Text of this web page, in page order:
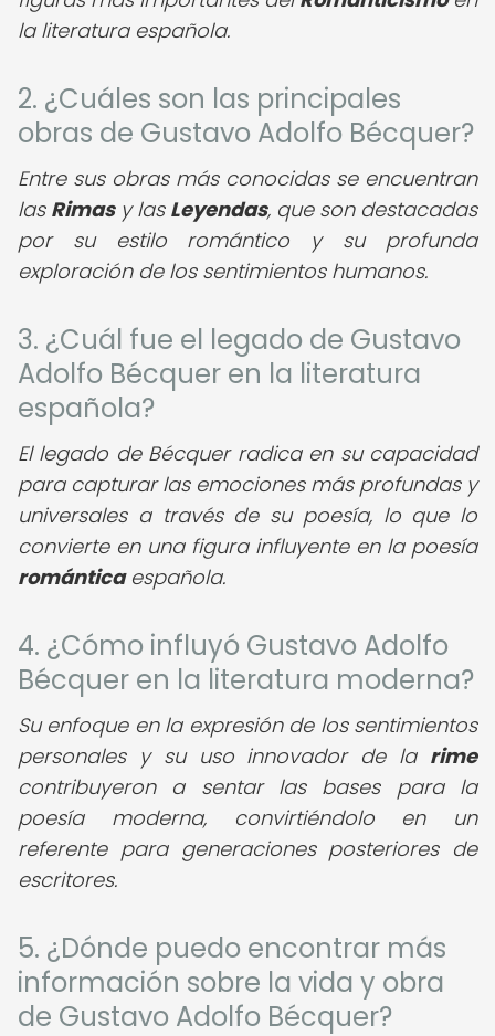
la literatura española.
2. ¿Cuáles son las principales
obras de Gustavo Adolfo Bécquer?
Entre sus obras más conocidas se encuentran
las Rimasy las Leyendas, que son destacadas
por su estilo romántico y su profunda
exploración de los sentimientos humanos.
3. ¿Cuál fue el legado de Gustavo
Adolfo Bécquer en la literatura
española?
El legado de Bécquer radica en su capacidad
para capturar las emociones más profundas y
universales a través de su poesía, lo que lo
convierte en una figura influyente en la poesía
románticaespañola.
4. ¿Cómo influyó Gustavo Adolfo
Bécquer en la literatura moderna?
Su enfoque en la expresión de los sentimientos
personales y su uso innovador de la rime
contribuyeron a sentar las bases para la
poesía moderna, convirtiéndolo en un
referente para generaciones posteriores de
escritores.
5. ¿Dónde puedo encontrar más
información sobre la vida y obra
de Gustavo Adolfo Bécquer?